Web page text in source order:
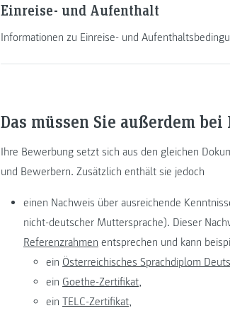
Einreise- und Aufenthalt
Informationen zu Einreise- und
Das müssen Sie außerdem
Ihre Bewerbung setzt sich aus den gleichen
und Bewerbern. Zusätzlich enthält sie jedoch
einen Nachweis über ausreichende
nicht-deutscher Muttersprache). Dieser
Referenzrahmen entsprechen und kann
ein Österreichisches Sprachdiplom
ein Goethe-Zertifikat,
ein TELC-Zertifikat,